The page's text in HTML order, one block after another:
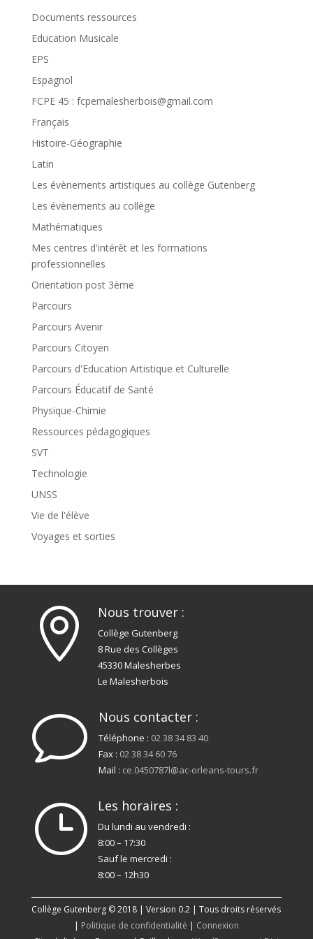
Documents ressources
Education Musicale
EPS
Espagnol
FCPE 45 : fcpemalesherbois@gmail.com
Français
Histoire-Géographie
Latin
Les évènements artistiques au collège Gutenberg
Les évènements au collège
Mathématiques
Mes centres d'intérêt et les formations
professionnelles
Orientation post 3ème
Parcours
Parcours Avenir
Parcours Citoyen
Parcours d'Education Artistique et Culturelle
Parcours Éducatif de Santé
Physique-Chimie
Ressources pédagogiques
SVT
Technologie
UNSS
Vie de l'élève
Voyages et sorties
 Nous trouver :
Collège Gutenberg
8 Rue des Collèges
45330 Malesherbes
Le Malesherbois
v Nous contacter :
Téléphone : 02 38 34 83 40
Fax : 02 38 34 60 76
Mail : ce.0450787l@ac-orleans-tours.fr
} Les horaires :
Du lundi au vendredi :
8:00 – 17:30
Sauf le mercredi :
8:00 – 12h30
Collège Gutenberg © 2018 | Version 0.2 | Tous droits réservés
| Politique de confidentialité | Connexion